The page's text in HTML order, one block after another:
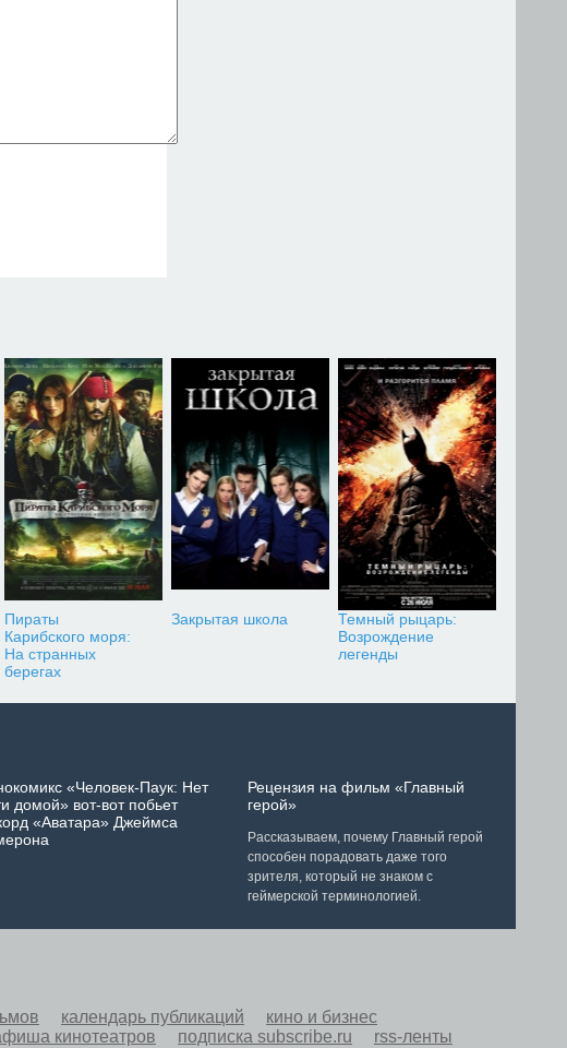
Пираты
Карибского моря:
На странных
берегах
Закрытая школа
Темный рыцарь:
Возрождение
легенды
«Человек-Паук: Нет
домой» вот-вот побьет
«Аватара» Джеймса
Рецензия на фильм «Главный
герой»
Рассказываем, почему Главный герой
способен порадовать даже того
зрителя, который не знаком с
геймерской терминологией.
календарь публикаций
кино и бизнес
кинотеатров подписка subscribe.ru
rss-ленты